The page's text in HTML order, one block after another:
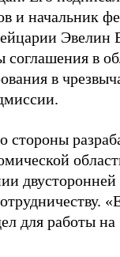
и начальник
Эвелин
в
в
стороны
двусторонней
для работы